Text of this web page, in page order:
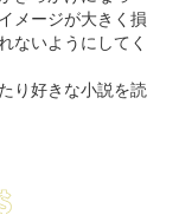
メージが大きく損
ないようにしてく
り好きな小説を読